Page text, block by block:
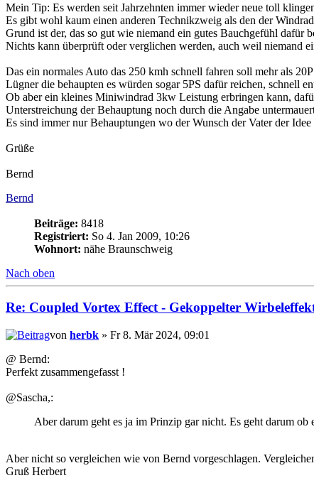
Mein Tip: Es werden seit Jahrzehnten immer wieder neue toll
Es gibt wohl kaum einen anderen Technikzweig als den der
Grund ist der, das so gut wie niemand ein gutes Bauchgefühl dafür
Nichts kann überprüft oder verglichen werden, auch weil niemand
Das ein normales Auto das 250 kmh schnell fahren soll mehr als
Lügner die behaupten es würden sogar 5PS dafür reichen, schnell
Ob aber ein kleines Miniwindrad 3kw Leistung erbringen kann,
Unterstreichung der Behauptung noch durch die Angabe
Es sind immer nur Behauptungen wo der Wunsch der Vater der Idee
Grüße
Bernd
Bernd
Beiträge: 8418
Registriert: So 4. Jan 2009, 10:26
Wohnort: nähe Braunschweig
Nach oben
Re: Coupled Vortex Effect - Gekoppelter
von herbk » Fr 8. Mär 2024, 09:01
@ Bernd:
Perfekt zusammengefasst !
@Sascha,:
Aber darum geht es ja im Prinzip gar nicht. Es geht darum
Aber nicht so vergleichen wie von Bernd vorgeschlagen.
Gruß Herbert